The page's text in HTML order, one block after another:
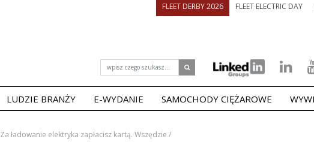
FLEET ELECTRIC DAY
FLEET DERBY 2026
LUDZIE BRANŻY E-WYDANIE SAMOCHODY CIĘŻAROWE
Za ładowanie elektryka zapłacisz kartą. Wszędzie /